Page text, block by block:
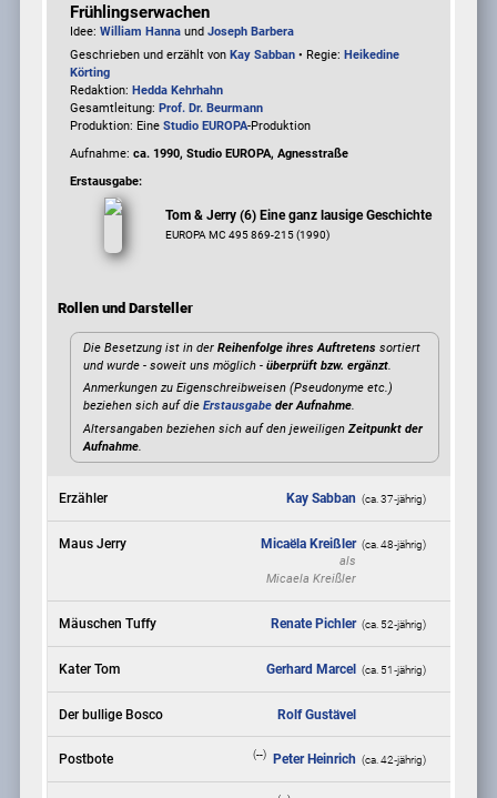
Frühlingserwachen
Idee:William Hanna undJoseph Barbera
Geschrieben und erzählt von Kay Sabban • Regie: Heikedine
Körting
Redaktion: Hedda Kehrhahn
Gesamtleitung: Prof. Dr. Beurmann
Produktion: EineStudio EUROPA-Produktion
Aufnahme:ca. 1990, Studio EUROPA, Agnesstraße
Erstausgabe:
Tom & Jerry (6) Eine ganz lausige Geschichte
EUROPA MC 495 869-215 (1990)
Rollen und Darsteller
Die Besetzung ist in derReihenfolge ihres Auftretens sortiert
und wurde - soweit uns möglich -überprüft bzw. ergänzt.
Anmerkungen zu Eigenschreibweisen (Pseudonyme etc.)
beziehen sich auf dieErstausgabe der Aufnahme.
Altersangaben beziehen sich auf den jeweiligenZeitpunkt der
Aufnahme.
Erzähler Kay Sabban (ca. 37‑jährig)
Maus Jerry Micaëla Kreißler
als
Micaela Kreißler
(ca. 48‑jährig)
Mäuschen Tuffy Renate Pichler (ca. 52‑jährig)
Kater Tom Gerhard Marcel (ca. 51‑jährig)
Der bullige Bosco Rolf Gustävel
Postbote (--) Peter Heinrich (ca. 42‑jährig)